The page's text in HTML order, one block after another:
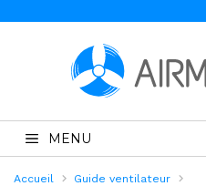
MENU
Accueil
Guide ventilateur